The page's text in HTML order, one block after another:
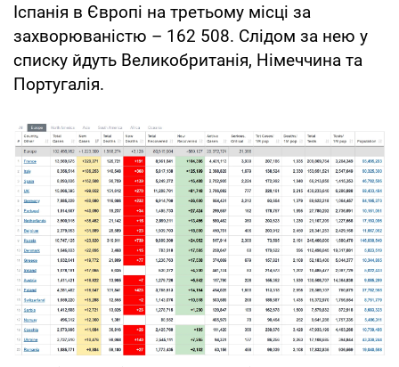
Іспанія в Європі на третьому місці за
захворюваністю – 162 508. Слідом за нею у
списку йдуть Великобританія, Німеччина та
Португалія.